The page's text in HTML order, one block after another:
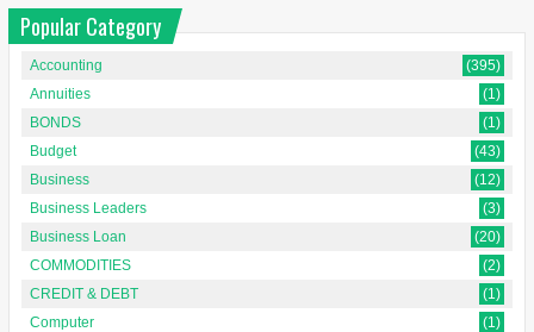
Popular Category
Accounting
(395)
Annuities
(1)
BONDS
(1)
Budget
(43)
Business
(12)
Business Leaders
(3)
Business Loan
(20)
COMMODITIES
(2)
CREDIT & DEBT
(1)
Computer
(1)